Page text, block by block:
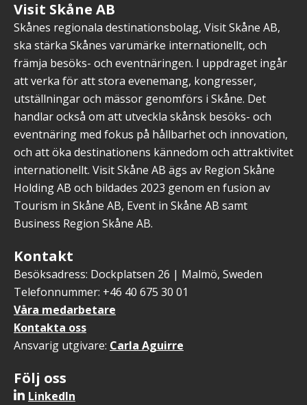
Visit Skåne AB
Skånes regionala destinationsbolag, Visit Skåne AB,
ska stärka Skånes varumärke internationellt, och
främja besöks- och eventnäringen. I uppdraget ingår
att verka för att stora evenemang, kongresser,
utställningar och mässor genomförs i Skåne. Det
handlar också om att utveckla skånsk besöks- och
eventnäring med fokus på hållbarhet och innovation,
och att öka destinationens kännedom och attraktivitet
internationellt. Visit Skåne AB ägs av Region Skåne
Holding AB och bildades 2023 genom en fusion av
Tourism in Skåne AB, Event in Skåne AB samt
Business Region Skåne AB.
Kontakt
Besöksadress: Dockplatsen 26 | Malmö, Sweden
Telefonnummer: +46 40 675 30 01
Våra medarbetare
Kontakta oss
Ansvarig utgivare: Carla Aguirre
Följ oss
LinkedIn